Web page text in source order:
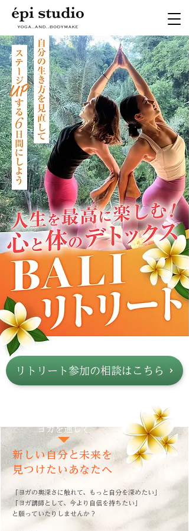
リトリート参加の相談はこちら
ヨガを通して
「ヨガの奥深さに触れて、もっと自分を深めたい」
「ヨガ講師として、今より自信を持ちたい」
と願っていたりしませんか？
新しい自分と未来を
見つけたいあなたへ